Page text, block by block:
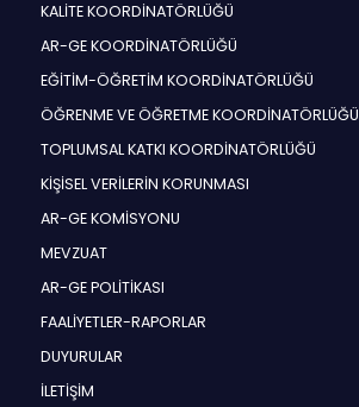
KALİTE KOORDİNATÖRLÜĞÜ
AR-GE KOORDİNATÖRLÜĞÜ
EĞİTİM-ÖĞRETİM KOORDİNATÖRLÜĞÜ
ÖĞRENME VE ÖĞRETME KOORDİNATÖRLÜĞÜ
TOPLUMSAL KATKI KOORDİNATÖRLÜĞÜ
KİŞİSEL VERİLERİN KORUNMASI
AR-GE KOMİSYONU
MEVZUAT
AR-GE POLİTİKASI
FAALİYETLER-RAPORLAR
DUYURULAR
İLETİŞİM